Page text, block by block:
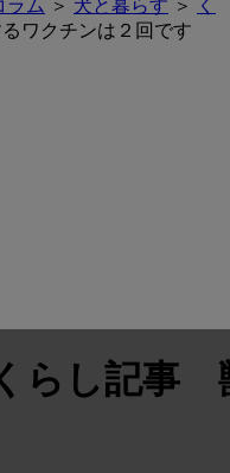
ラム ＞ 犬と暮らす ＞
く
ワクチンは２回です